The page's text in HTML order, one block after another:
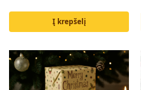
Į krepšelį